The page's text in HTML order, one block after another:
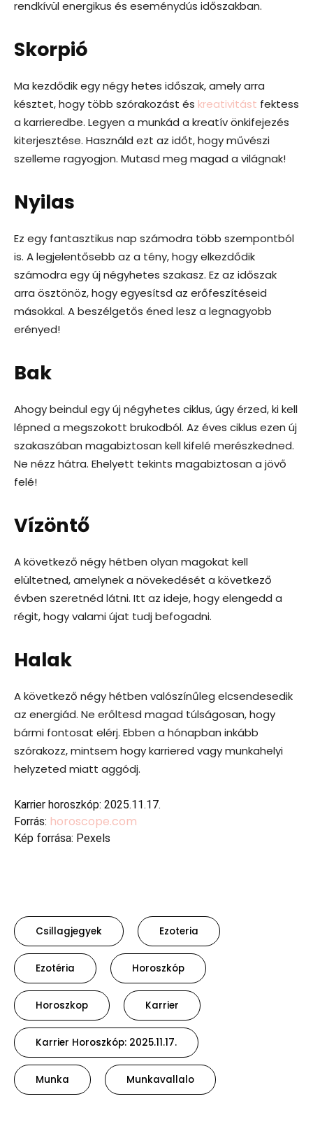
rendkívül energikus és eseménydús időszakban.
Skorpió
Ma kezdődik egy négy hetes időszak, amely arra
késztet, hogy több szórakozást és kreativitást fektess
a karrieredbe. Legyen a munkád a kreatív önkifejezés
kiterjesztése. Használd ezt az időt, hogy művészi
szelleme ragyogjon. Mutasd meg magad a világnak!
Nyilas
Ez egy fantasztikus nap számodra több szempontból
is. A legjelentősebb az a tény, hogy elkezdődik
számodra egy új négyhetes szakasz. Ez az időszak
arra ösztönöz, hogy egyesítsd az erőfeszítéseid
másokkal. A beszélgetős éned lesz a legnagyobb
erényed!
Bak
Ahogy beindul egy új négyhetes ciklus, úgy érzed, ki kell
lépned a megszokott brukodból. Az éves ciklus ezen új
szakaszában magabiztosan kell kifelé merészkedned.
Ne nézz hátra. Ehelyett tekints magabiztosan a jövő
felé!
Vízöntő
A következő négy hétben olyan magokat kell
elültetned, amelynek a növekedését a következő
évben szeretnéd látni. Itt az ideje, hogy elengedd a
régit, hogy valami újat tudj befogadni.
Halak
A következő négy hétben valószínűleg elcsendesedik
az energiád. Ne erőltesd magad túlságosan, hogy
bármi fontosat elérj. Ebben a hónapban inkább
szórakozz, mintsem hogy karriered vagy munkahelyi
helyzeted miatt aggódj.
Karrier horoszkóp: 2025.11.17.
Forrás: horoscope.com
Kép forrása: Pexels
Csillagjegyek Ezoteria
Ezotéria Horoszkóp
Horoszkop Karrier
Karrier Horoszkóp: 2025.11.17.
Munka Munkavallalo